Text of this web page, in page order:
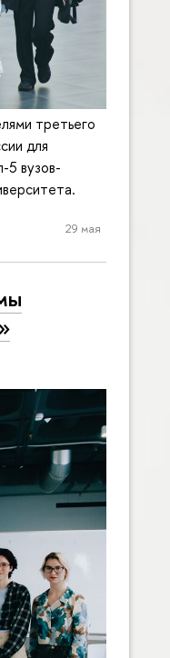
третьего
для
5 вузов-
29 мая